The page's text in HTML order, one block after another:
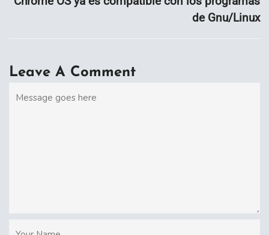
de Gnu/Linux
Leave A Comment